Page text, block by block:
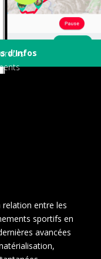
d'Infos
relation entre les
sportifs en
avancées